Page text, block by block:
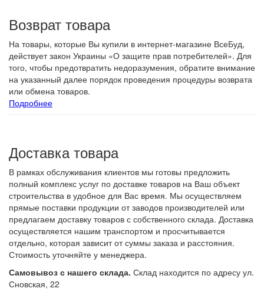
Возврат товара
На товары, которые Вы купили в интернет-магазине ВсеБуд,
действует закон Украины «О защите прав потребителей». Для
того, чтобы предотвратить недоразумения, обратите внимание
на указанный далее порядок проведения процедуры возврата
или обмена товаров.
Подробнее
Доставка товара
В рамках обслуживания клиентов мы готовы предложить
полный комплекс услуг по доставке товаров на Ваш объект
строительства в удобное для Вас время. Мы осуществляем
прямые поставки продукции от заводов производителей или
предлагаем доставку товаров с собственного склада. Доставка
осуществляется нашим транспортом и просчитывается
отдельно, которая зависит от суммы заказа и расстояния.
Стоимость уточняйте у менеджера.
Самовывоз с нашего склада. Склад находится по адресу ул.
Сновская, 22